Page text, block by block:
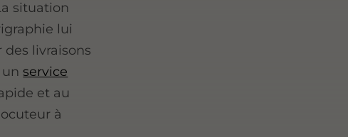
situation
lui
livraisons
unservice
et au
à